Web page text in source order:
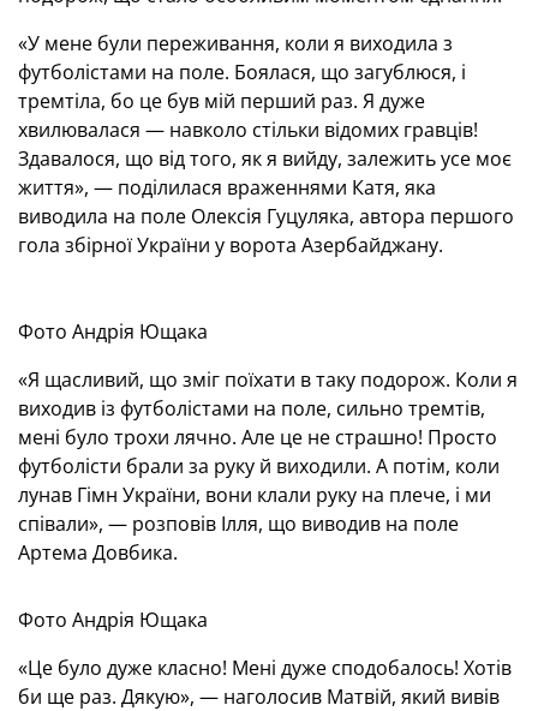
«У мене були переживання, коли я виходила з
футболістами на поле. Боялася, що загублюся, і
тремтіла, бо це був мій перший раз. Я дуже
хвилювалася — навколо стільки відомих гравців!
Здавалося, що від того, як я вийду, залежить усе моє
життя», — поділилася враженнями Катя, яка
виводила на поле Олексія Гуцуляка, автора першого
гола збірної України у ворота Азербайджану.
Фото Андрія Ющака
«Я щасливий, що зміг поїхати в таку подорож. Коли я
виходив із футболістами на поле, сильно тремтів,
мені було трохи лячно. Але це не страшно! Просто
футболісти брали за руку й виходили. А потім, коли
лунав Гімн України, вони клали руку на плече, і ми
співали», — розповів Ілля, що виводив на поле
Артема Довбика.
Фото Андрія Ющака
«Це було дуже класно! Мені дуже сподобалось! Хотів
би ще раз. Дякую», — наголосив Матвій, який вивів